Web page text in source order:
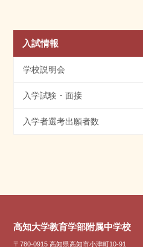
入試情報
学校説明会
入学試験・面接
入学者選考出願者数
高知大学教育学部附属中学校
〒780-0915 高知県高知市小津町10-91